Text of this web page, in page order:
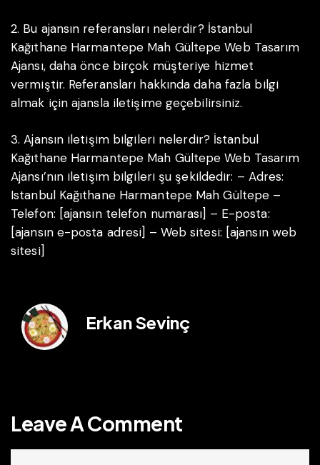
2. Bu ajansın referansları nelerdir?İstanbul
Kağıthane Harmantepe Mah Gültepe Web Tasarım
Ajansı, daha önce birçok müşteriye hizmet
vermiştir. Referansları hakkında daha fazla bilgi
almak için ajansla iletişime geçebilirsiniz.
3. Ajansın iletişim bilgileri nelerdir?İstanbul
Kağıthane Harmantepe Mah Gültepe Web Tasarım
Ajansı’nın iletişim bilgileri şu şekildedir: – Adres:
Istanbul Kağıthane Harmantepe Mah Gültepe –
Telefon: [ajansın telefon numarası] – E-posta:
[ajansın e-posta adresi] – Web sitesi: [ajansın web
sitesi]
Erkan Sevinç
Leave A Comment